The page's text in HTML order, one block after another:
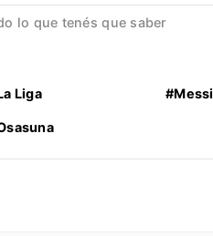
lo que tenés que saber
Liga #Messi